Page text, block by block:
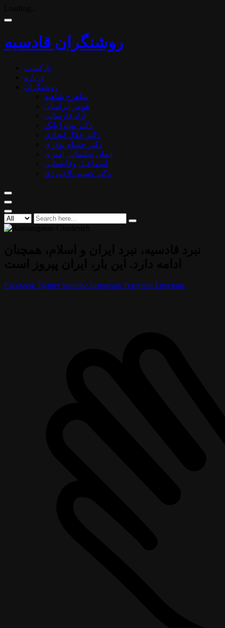
روشنگران قادسیه
پادکست
درباره
روشنگران
شاهرخ شاهید
هومر آبرامیان
آزاد فارسانی
دکتر میترا بابک
دکتر جلال ایجادی
دکتر حسام نوذری
ایمان سلیمانی امیری
اسماعیل وفایغمایی
دکتر حسین لاجوردی
Facebook TwitterYoutube Instagram Telegram Envelope